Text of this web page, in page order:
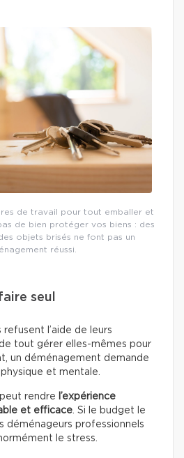
de travail pour tout emballer et
de bien protéger vos biens : des
objets brisés ne font pas un
réussi.
seul
l’aide de leurs
tout gérer elles-mêmes pour
un déménagement demande
et mentale.
rendre l’expérience
et efficace. Si le budget le
déménageurs professionnels
le stress.